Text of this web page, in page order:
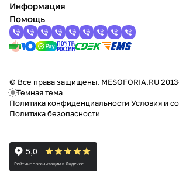
Информация
Помощь
© Все права защищены. MESOFORIA.RU
Темная тема
Политика конфиденциальности Условия и
Политика безопасности